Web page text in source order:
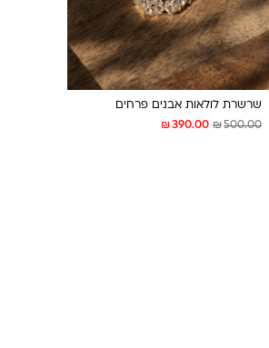
שרשרת לולאות אבנים פרחים
₪390.00 ₪500.00